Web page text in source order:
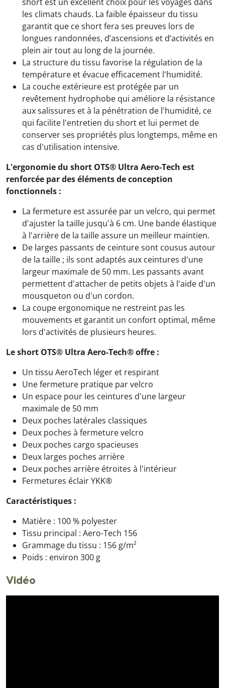
les climats chauds. La faible épaisseur du tissu
garantit que ce short fera ses preuves lors de
longues randonnées, d’ascensions et d’activités en
plein air tout au long de la journée.
La structure du tissu favorise la régulation de la
température et évacue efficacement l'humidité.
La couche extérieure est protégée par un
revêtement hydrophobe qui améliore la résistance
aux salissures et à la pénétration de l'humidité, ce
qui facilite l'entretien du short et lui permet de
conserver ses propriétés plus longtemps, même en
cas d'utilisation intensive.
L'ergonomie du short OTS® Ultra Aero-Tech est
renforcée par des éléments de conception
fonctionnels :
La fermeture est assurée par un velcro, qui permet
d'ajuster la taille jusqu'à 6 cm. Une bande élastique
à l'arrière de la taille assure un meilleur maintien.
De larges passants de ceinture sont cousus autour
de la taille ; ils sont adaptés aux ceintures d'une
largeur maximale de 50 mm. Les passants avant
permettent d'attacher de petits objets à l'aide d'un
mousqueton ou d'un cordon.
La coupe ergonomique ne restreint pas les
mouvements et garantit un confort optimal, même
lors d'activités de plusieurs heures.
Le short OTS® Ultra Aero-Tech® offre :
Un tissu AeroTech léger et respirant
Une fermeture pratique par velcro
Un espace pour les ceintures d'une largeur
maximale de 50 mm
Deux poches latérales classiques
Deux poches à fermeture velcro
Deux poches cargo spacieuses
Deux larges poches arrière
Deux poches arrière étroites à l'intérieur
Fermetures éclair YKK®
Caractéristiques :
Matière : 100 % polyester
Tissu principal : Aero-Tech 156
Grammage du tissu : 156 g/m²
Poids : environ 300 g
Vidéo